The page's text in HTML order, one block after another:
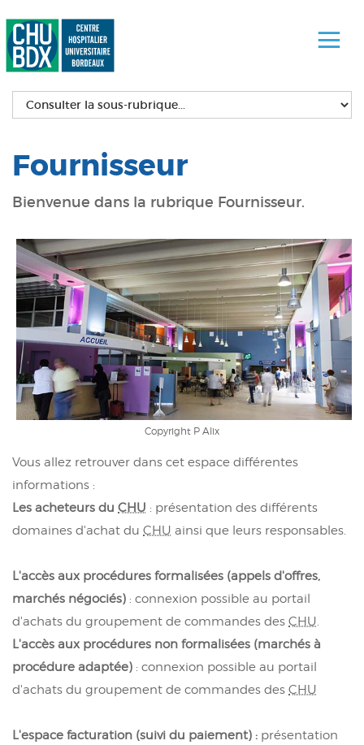
Fournisseur
Bienvenue dans la rubrique Fournisseur.
Copyright P Alix
Vous allez retrouver dans cet espace différentes
informations :
Les acheteurs du CHU : présentation des différents
domaines d'achat du CHU ainsi que leurs responsables.
L'accès aux procédures formalisées (appels d'offres,
marchés négociés) : connexion possible au portail
d'achats du groupement de commandes des CHU.
L'accès aux procédures non formalisées (marchés à
procédure adaptée) : connexion possible au portail
d'achats du groupement de commandes des CHU
L'espace facturation (suivi du paiement) : présentation